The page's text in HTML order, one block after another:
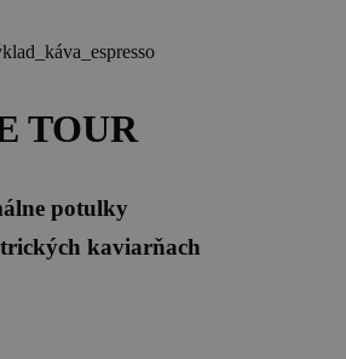
TOUR
potulky
kaviarňach